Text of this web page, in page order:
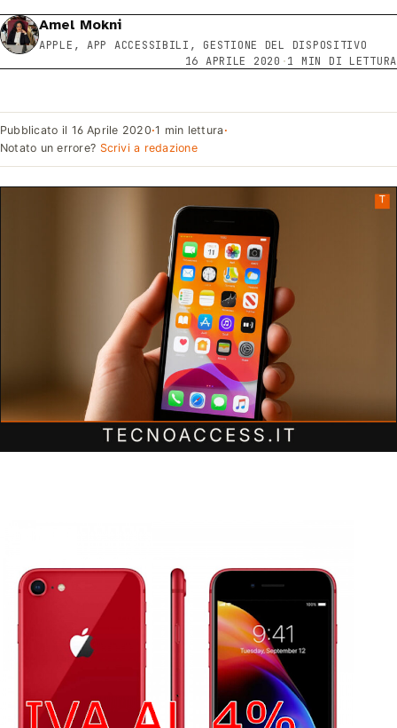
Amel Mokni
APPLE, APP ACCESSIBILI, GESTIONE DEL DISPOSITIVO
16 APRILE 2020 ·1 MIN DI LETTURA
Pubblicato il 16 Aprile 2020·1 min lettura ·
Notato un errore? Scrivi a redazione